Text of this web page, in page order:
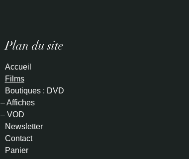
Plan du site
Accueil
Films
Boutiques : DVD
– Affiches
– VOD
Newsletter
Contact
Panier